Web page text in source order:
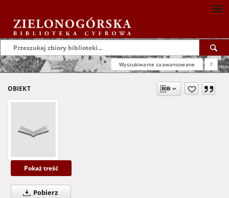
Wyszukiwanie zaawansowane ?
OBIEKT
Pokaż treść
Pobierz